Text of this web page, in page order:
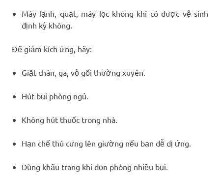
Máy lạnh, quạt, máy lọc không khí có được vệ sinh
định kỳ không.
Để giảm kích ứng, hãy:
Giặt chăn, ga, vỏ gối thường xuyên.
Hút bụi phòng ngủ.
Không hút thuốc trong nhà.
Hạn chế thú cưng lên giường nếu bạn dễ dị ứng.
Dùng khẩu trang khi dọn phòng nhiều bụi.